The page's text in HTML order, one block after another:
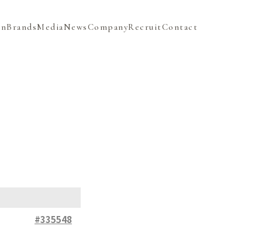
BrandsMediaNewsCompanyRecruitContact
#335548